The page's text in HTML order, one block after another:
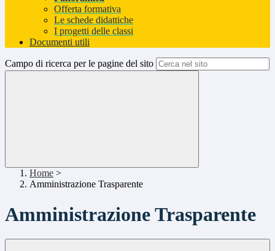
Offerta formativa
Le schede didattiche
I progetti delle classi
Documenti utili
Campo di ricerca per le pagine del sito
Home >
Amministrazione Trasparente
Amministrazione Trasparente